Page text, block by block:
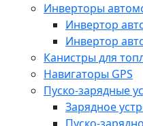
Инверторы
Инвертор
Инвертор
Канистры для
Навигаторы GPS
Пуско-зарядные
Зарядное